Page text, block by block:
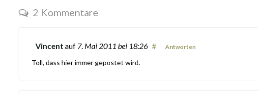
2 Kommentare
Vincent auf 7. Mai 2011 bei 18:26 # Antworten
Toll, dass hier immer gepostet wird.